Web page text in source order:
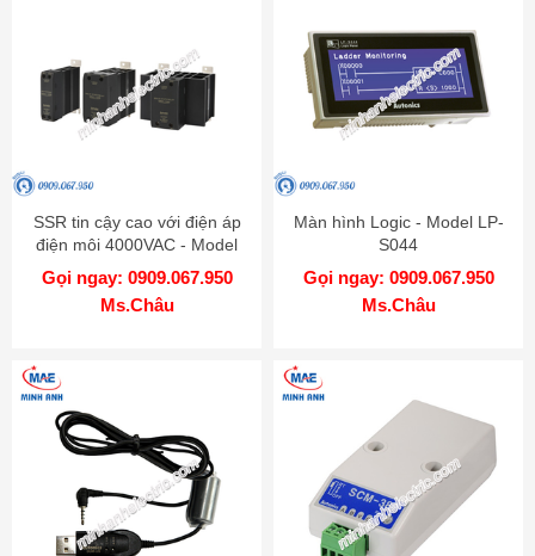
SSR tin cậy cao với điện áp
điện môi 4000VAC - Model
SRH1
Gọi ngay: 0909.067.950
Ms.Châu
Màn hình Logic - Model LP-
S044
Gọi ngay: 0909.067.950
Ms.Châu